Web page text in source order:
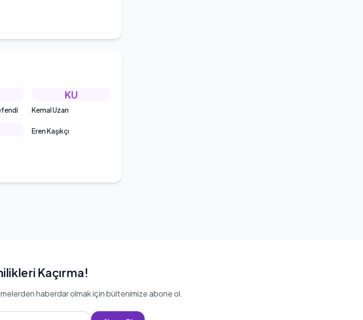
KU
Kemal Uzan
Eren Kaşıkçı
Kaçırma!
haberdar olmak için bültenimize abone ol.